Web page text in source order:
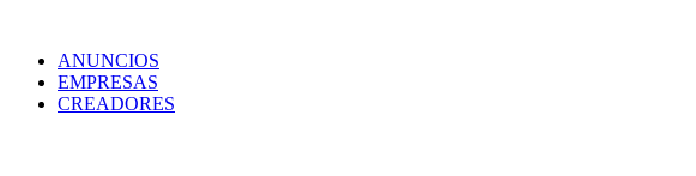
ANUNCIOS
EMPRESAS
CREADORES